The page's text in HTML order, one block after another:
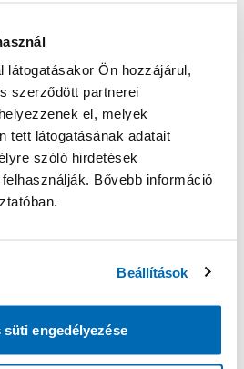
látogatásakor Ön hozzájárul,
szerződött partnerei
el, melyek
tett látogatásának adatait
szóló hirdetések
Bővebb információ
Beállítások
süti engedélyezése
újratöltése